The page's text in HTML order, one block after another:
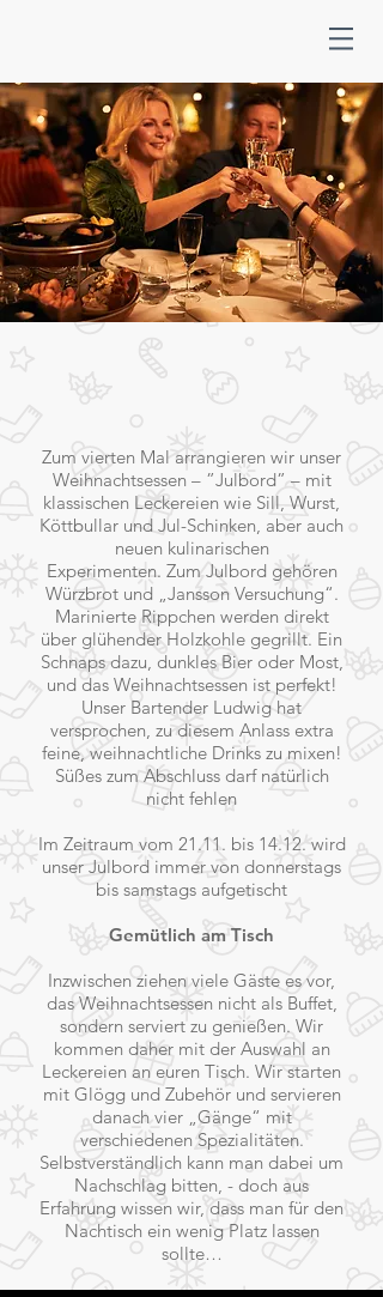
Zum vierten Mal arrangieren wir unser
Weihnachtsessen – ”Julbord” – mit
klassischen Leckereien wie Sill, Wurst,
Köttbullar und Jul-Schinken, aber auch
neuen kulinarischen
Experimenten. Zum Julbord gehören
Würzbrot und „Jansson Versuchung“.
Marinierte Rippchen werden direkt
über glühender Holzkohle gegrillt. Ein
Schnaps dazu, dunkles Bier oder Most,
und das Weihnachtsessen ist perfekt!
Unser Bartender Ludwig hat
versprochen, zu diesem Anlass extra
feine, weihnachtliche Drinks zu mixen!
Süßes zum Abschluss darf natürlich
nicht fehlen
Im Zeitraum vom 21.11. bis 14.12. wird
unser Julbord immer von donnerstags
bis samstags aufgetischt
Gemütlich am Tisch
Inzwischen ziehen viele Gäste es vor,
das Weihnachtsessen nicht als Buffet,
sondern serviert zu genießen. Wir
kommen daher mit der Auswahl an
Leckereien an euren Tisch. Wir starten
mit Glögg und Zubehör und servieren
danach vier „Gänge“ mit
verschiedenen Spezialitäten.
Selbstverständlich kann man dabei um
Nachschlag bitten, - doch aus
Erfahrung wissen wir, dass man für den
Nachtisch ein wenig Platz lassen
sollte…